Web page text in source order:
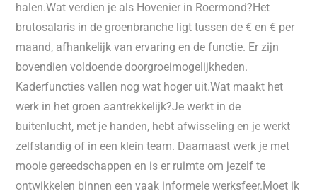
halen.Wat verdien je als Hovenier in Roermond?Het
brutosalaris in de groenbranche ligt tussen de € en € per
maand, afhankelijk van ervaring en de functie. Er zijn
bovendien voldoende doorgroeimogelijkheden.
Kaderfuncties vallen nog wat hoger uit.Wat maakt het
werk in het groen aantrekkelijk?Je werkt in de
buitenlucht, met je handen, hebt afwisseling en je werkt
zelfstandig of in een klein team. Daarnaast werk je met
mooie gereedschappen en is er ruimte om jezelf te
ontwikkelen binnen een vaak informele werksfeer.Moet ik